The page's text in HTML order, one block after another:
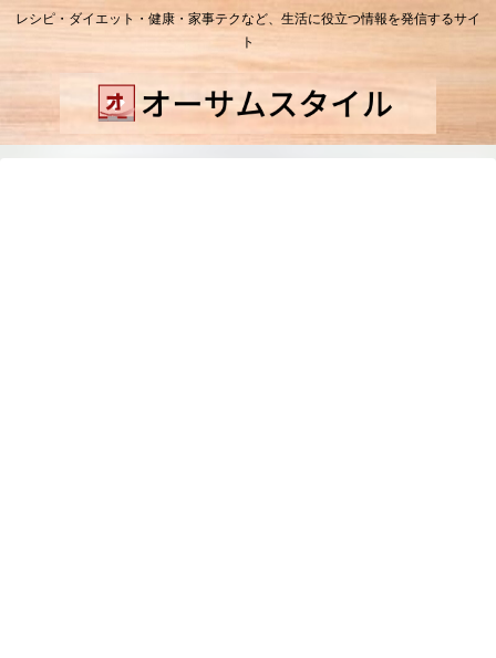
レシピ・ダイエット・健康・家事テクなど、生活に役立つ情報を発信するサイ
ト